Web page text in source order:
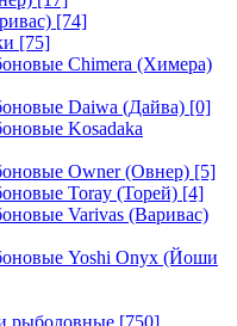
[74]
[75]
Chimera (Химера)
Daiwa (Дайва) [0]
Kosadaka
Owner (Овнер) [5]
Toray (Торей) [4]
Varivas (Варивас)
Yoshi Onyx (Йоши